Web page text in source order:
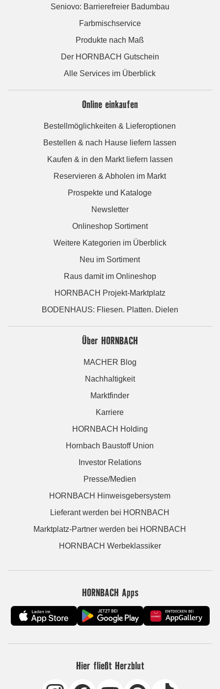
Seniovo: Barrierefreier Badumbau
Farbmischservice
Produkte nach Maß
Der HORNBACH Gutschein
Alle Services im Überblick
Online einkaufen
Bestellmöglichkeiten & Lieferoptionen
Bestellen & nach Hause liefern lassen
Kaufen & in den Markt liefern lassen
Reservieren & Abholen im Markt
Prospekte und Kataloge
Newsletter
Onlineshop Sortiment
Weitere Kategorien im Überblick
Neu im Sortiment
Raus damit im Onlineshop
HORNBACH Projekt-Marktplatz
BODENHAUS: Fliesen. Platten. Dielen
Über HORNBACH
MACHER Blog
Nachhaltigkeit
Marktfinder
Karriere
HORNBACH Holding
Hornbach Baustoff Union
Investor Relations
Presse/Medien
HORNBACH Hinweisgebersystem
Lieferant werden bei HORNBACH
Marktplatz-Partner werden bei HORNBACH
HORNBACH Werbeklassiker
HORNBACH Apps
Hier fließt Herzblut